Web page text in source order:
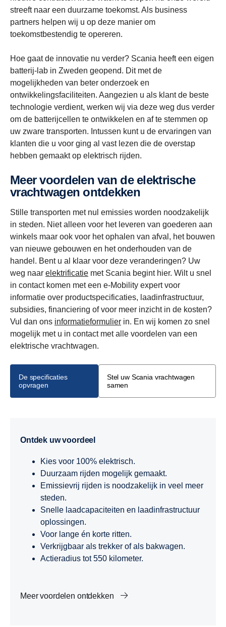
streeft naar een duurzame toekomst. Als business
partners helpen wij u op deze manier om
toekomstbestendig te opereren.
Hoe gaat de innovatie nu verder? Scania heeft een eigen
batterij-lab in Zweden geopend. Dit met de
mogelijkheden van beter onderzoek en
ontwikkelingsfaciliteiten. Aangezien u als klant de beste
technologie verdient, werken wij via deze weg dus verder
om de batterijcellen te ontwikkelen en af te stemmen op
uw zware transporten. Intussen kunt u de ervaringen van
klanten die u voor ging al vast lezen die de overstap
hebben gemaakt op elektrisch rijden.
Meer voordelen van de elektrische
vrachtwagen ontdekken
Stille transporten met nul emissies worden noodzakelijk
in steden. Niet alleen voor het leveren van goederen aan
winkels maar ook voor het ophalen van afval, het bouwen
van nieuwe gebouwen en het onderhouden van de
handel. Bent u al klaar voor deze veranderingen? Uw
weg naar elektrificatie met Scania begint hier. Wilt u snel
in contact komen met een e-Mobility expert voor
informatie over productspecificaties, laadinfrastructuur,
subsidies, financiering of voor meer inzicht in de kosten?
Vul dan ons informatieformulier in. En wij komen zo snel
mogelijk met u in contact met alle voordelen van een
elektrische vrachtwagen.
De specificaties
opvragen
Stel uw Scania vrachtwagen
samen
Ontdek uw voordeel
Kies voor 100% elektrisch.
Duurzaam rijden mogelijk gemaakt.
Emissievrij rijden is noodzakelijk in veel meer
steden.
Snelle laadcapaciteiten en laadinfrastructuur
oplossingen.
Voor lange én korte ritten.
Verkrijgbaar als trekker of als bakwagen.
Actieradius tot 550 kilometer.
Meer voordelen ontdekken